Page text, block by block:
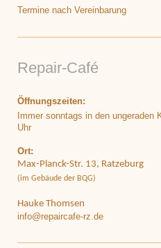
Termine nach Vereinbarung
Repair-Café
Öffnungszeiten:
Immer sonntags in den ungeraden
Uhr
Ort:
Max-Planck-Str. 13, Ratzeburg
(im Gebäude der BQG)
Hauke Thomsen
info@repaircafe-rz.de